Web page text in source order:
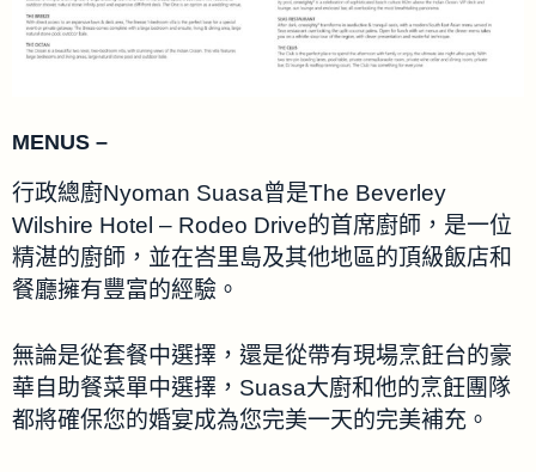
MENUS –
行政總廚Nyoman Suasa曾是The Beverley
Wilshire Hotel – Rodeo Drive的首席廚師，是一位
精湛的廚師，並在峇里島及其他地區的頂級飯店和
餐廳擁有豐富的經驗。
無論是從套餐中選擇，還是從帶有現場烹飪台的豪
華自助餐菜單中選擇，Suasa大廚和他的烹飪團隊
都將確保您的婚宴成為您完美一天的完美補充。